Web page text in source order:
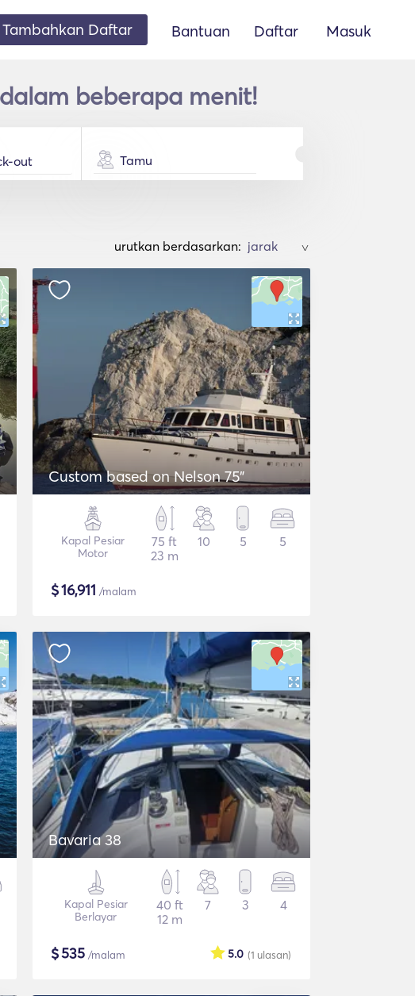
Tambahkan Daftar Bantuan Daftar Masuk
beberapa menit!
Tamu
urutkan berdasarkan: >
Custom based on Nelson 75"
Kapal Pesiar
Motor
75 ft
23 m
10 5 5
$16,911 /malam
Bavaria 38
Kapal Pesiar
Berlayar
40 ft
12 m
7 3 4
$535 /malam (1 ulasan)
5.0